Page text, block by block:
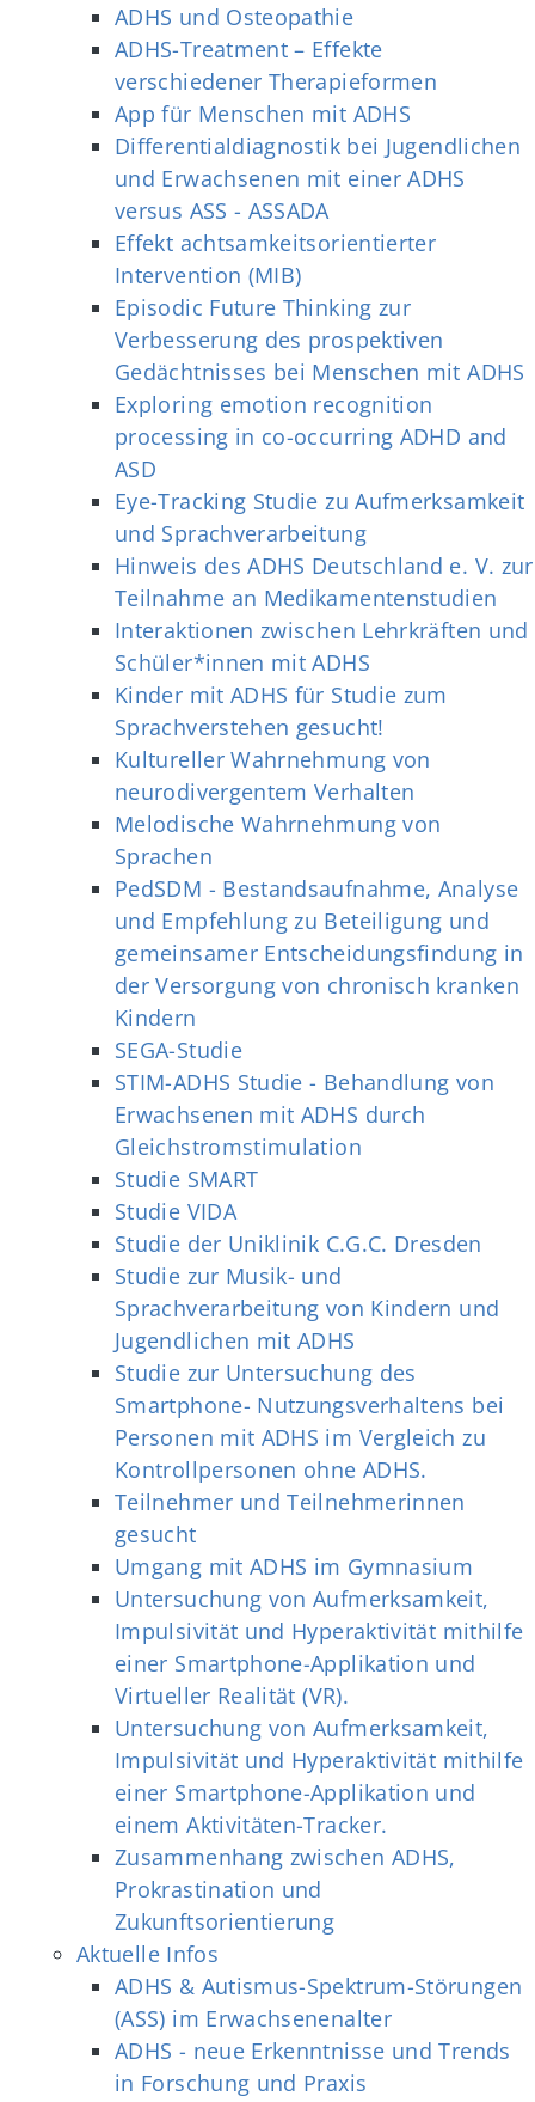
ADHS und Osteopathie
ADHS-Treatment – Effekte
verschiedener Therapieformen
App für Menschen mit ADHS
Differentialdiagnostik bei Jugendlichen
und Erwachsenen mit einer ADHS
versus ASS - ASSADA
Effekt achtsamkeitsorientierter
Intervention (MIB)
Episodic Future Thinking zur
Verbesserung des prospektiven
Gedächtnisses bei Menschen mit ADHS
Exploring emotion recognition
processing in co-occurring ADHD and
ASD
Eye-Tracking Studie zu Aufmerksamkeit
und Sprachverarbeitung
Hinweis des ADHS Deutschland e. V. zur
Teilnahme an Medikamentenstudien
Interaktionen zwischen Lehrkräften und
Schüler*innen mit ADHS
Kinder mit ADHS für Studie zum
Sprachverstehen gesucht!
Kultureller Wahrnehmung von
neurodivergentem Verhalten
Melodische Wahrnehmung von
Sprachen
PedSDM - Bestandsaufnahme, Analyse
und Empfehlung zu Beteiligung und
gemeinsamer Entscheidungsfindung in
der Versorgung von chronisch kranken
Kindern
SEGA-Studie
STIM-ADHS Studie - Behandlung von
Erwachsenen mit ADHS durch
Gleichstromstimulation
Studie SMART
Studie VIDA
Studie der Uniklinik C.G.C. Dresden
Studie zur Musik- und
Sprachverarbeitung von Kindern und
Jugendlichen mit ADHS
Studie zur Untersuchung des
Smartphone- Nutzungsverhaltens bei
Personen mit ADHS im Vergleich zu
Kontrollpersonen ohne ADHS.
Teilnehmer und Teilnehmerinnen
gesucht
Umgang mit ADHS im Gymnasium
Untersuchung von Aufmerksamkeit,
Impulsivität und Hyperaktivität mithilfe
einer Smartphone-Applikation und
Virtueller Realität (VR).
Untersuchung von Aufmerksamkeit,
Impulsivität und Hyperaktivität mithilfe
einer Smartphone-Applikation und
einem Aktivitäten-Tracker.
Zusammenhang zwischen ADHS,
Prokrastination und
Zukunftsorientierung
Aktuelle Infos
ADHS & Autismus-Spektrum-Störungen
(ASS) im Erwachsenenalter
ADHS - neue Erkenntnisse und Trends
in Forschung und Praxis